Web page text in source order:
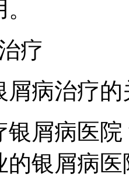
疗
屑病治疗
银屑病医
的银屑病